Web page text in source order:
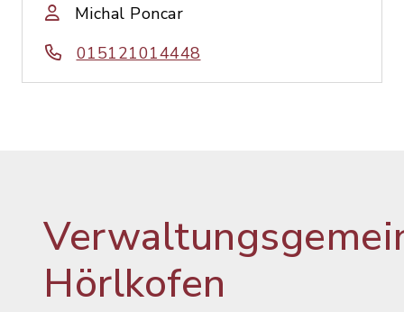
Michal Poncar
015121014448
Hörlkofen